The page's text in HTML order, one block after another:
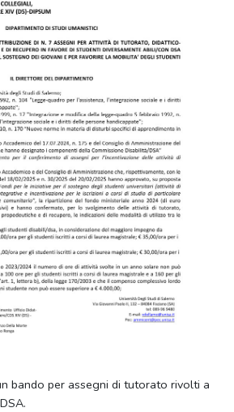
bando per assegni di tutorato rivolti a